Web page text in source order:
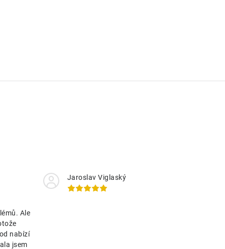
Ale
nabízí
jsem
Jaroslav Viglaský